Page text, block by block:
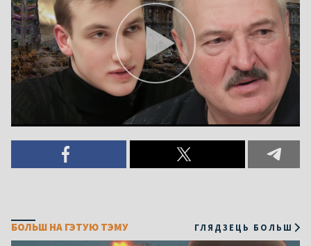
БОЛЬШ НА ГЭТУЮ ТЭМУ ГЛЯДЗЕЦЬ БОЛЬШ